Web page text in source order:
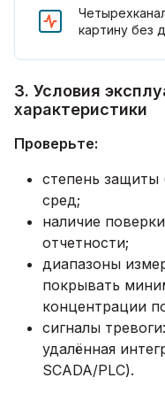
картину без
3. Условия
характеристики
Проверьте:
степень
сред;
наличие
отчетности;
диапазоны
покрывать
концентрации
сигналы
удалённая
SCADA/PLC).